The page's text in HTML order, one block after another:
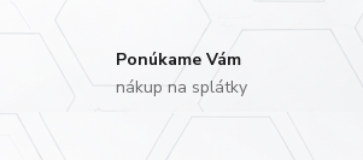
Ponúkame Vám
nákup na splátky